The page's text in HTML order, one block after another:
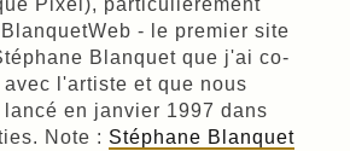
- le premier site
Blanquet que j'ai co-
avec l'artiste et que nous
lancé en janvier 1997 dans
Note : Stéphane Blanquet